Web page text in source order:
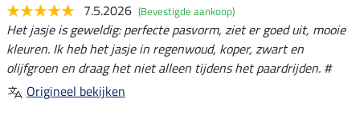
7.5.2026 (Bevestigde aankoop)
Het jasje is geweldig: perfecte pasvorm, ziet er goed uit, mooie
kleuren. Ik heb het jasje in regenwoud, koper, zwart en
olijfgroen en draag het niet alleen tijdens het paardrijden. #
Origineel bekijken